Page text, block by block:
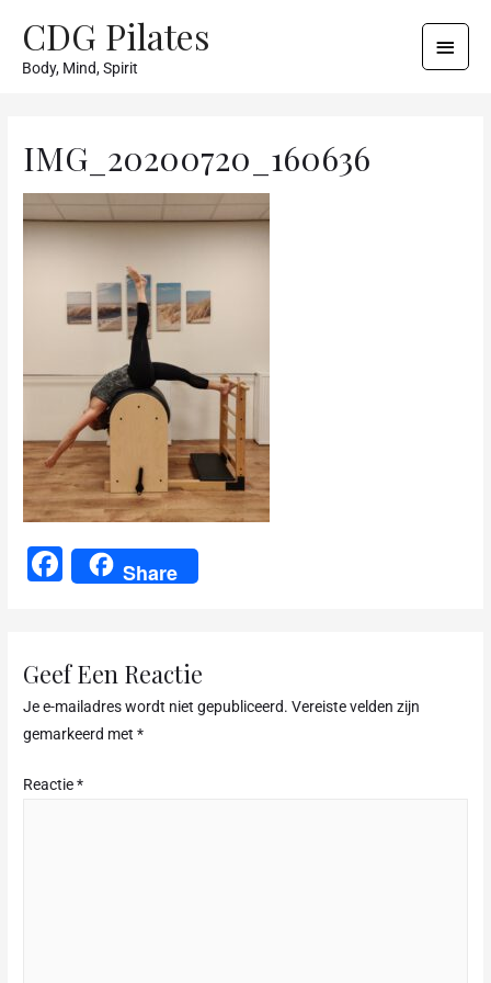
CDG Pilates
Body, Mind, Spirit
IMG_20200720_160636
F
e
b
o
o
Share
Geef Een Reactie
Je e-mailadres wordt niet gepubliceerd. Vereiste velden zijn
gemarkeerd met*
Reactie*